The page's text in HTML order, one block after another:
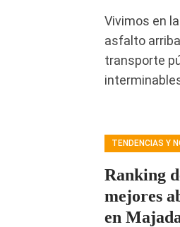
Vivimos en
asfalto
transporte
TENDENCIAS Y
Ranking
mejores
en